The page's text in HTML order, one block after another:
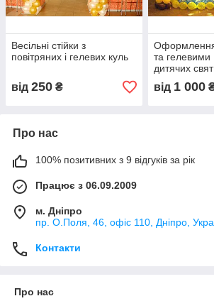
Весільні стійки з
повітряних і гелевих куль
від 250 ₴
та гелевими
дитячих свят
від 1 000
Про нас
100% позитивних з 9 відгуків за рік
Працює з 06.09.2009
м. Дніпро
пр. О.Поля, 46, офіс 110, Дніпро,
Контакти
Про нас